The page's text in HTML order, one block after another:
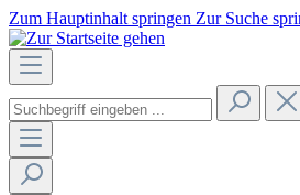
Zum Hauptinhalt springen Zur Suche